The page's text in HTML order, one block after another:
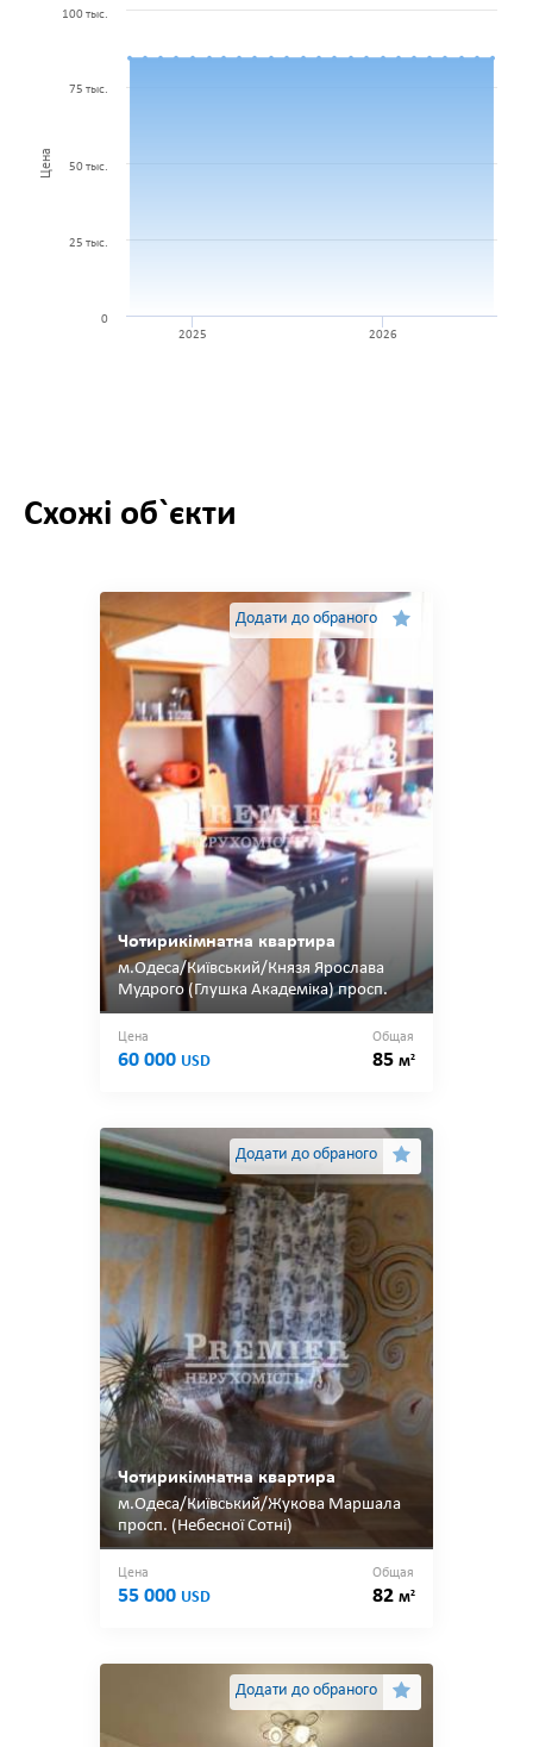
Цена
2025 2026
0
25 тыс.
50 тыс.
75 тыс.
100 тыс.
Схожі об`єкти
Додати до обраного
Чотирикімнатна квартира
м.Одеса/Київський/Князя Ярослава
Мудрого (Глушка Академіка) просп.
Цена
60 000 USD
Общая
85 м2
Додати до обраного
Чотирикімнатна квартира
м.Одеса/Київський/Жукова Маршала
просп. (Небесної Сотні)
Цена
55 000 USD
Общая
82 м2
Додати до обраного